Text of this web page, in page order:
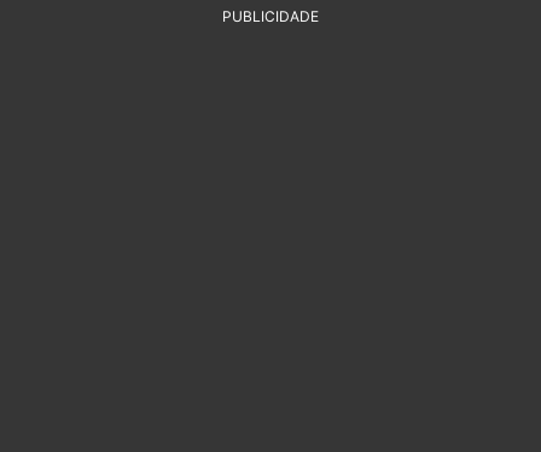
PUBLICIDADE